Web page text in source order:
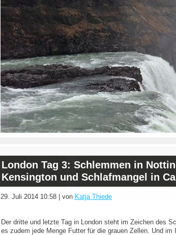
London Tag 3: Schlemmen in
Kensington und Schlafmangel in
29. Juli 2014 10:58 | von Katja Thiede
Der dritte und letzte Tag in London steht im Zeichen des
es zudem jede Menge Futter für die grauen Zellen. Und